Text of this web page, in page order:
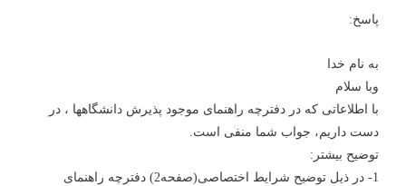
پاسخ:
به نام خدا
وبا سلام
با اطلاعاتی که در دفترچه راهنمای موجود پذیرش دانشگاهها ، در
دست داریم، جواب شما منفی است.
توضیح بیشتر:
1- در ذیل توضیح شرایط اختصاصی(صفحه2) دفترچه راهنمای